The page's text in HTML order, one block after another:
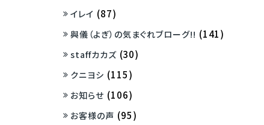
イレイ (87)
與儀（よぎ）の気まぐれブローグ!! (141)
staffカカズ (30)
クニヨシ (115)
お知らせ (106)
お客様の声 (95)